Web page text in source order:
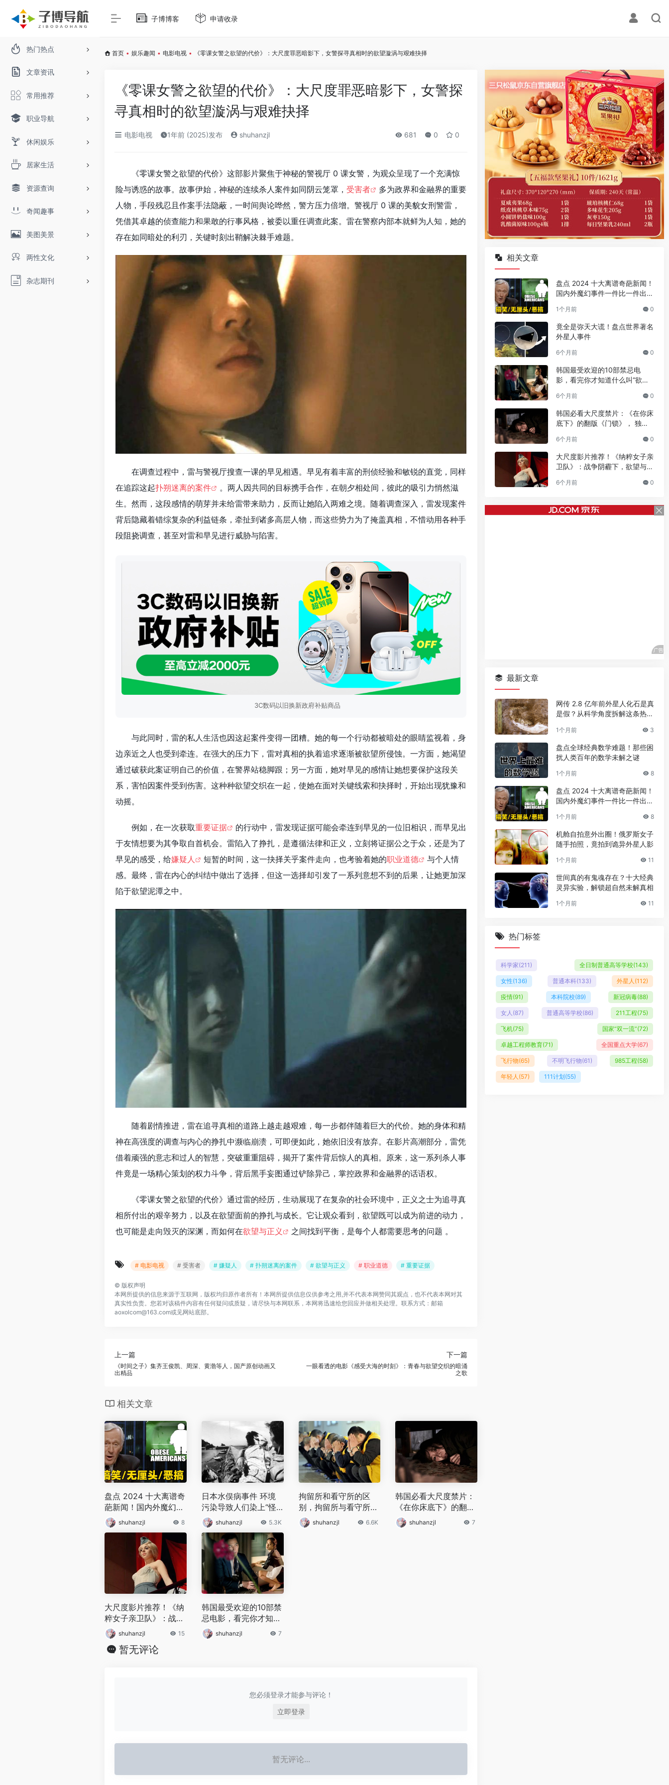
热门热点
文章资讯
常用推荐
职业导航
休闲娱乐
居家生活
资源查询
奇闻趣事
美图美景
两性文化
杂志期刊
子博博客 申请收录
首页 • 娱乐趣闻 • 电影电视 • 《零课女警之欲望的代价》：大尺度罪恶暗影下，女警探寻真相时的欲望漩涡与艰难抉择
《零课女警之欲望的代价》：大尺度罪恶暗影下，女警探
寻真相时的欲望漩涡与艰难抉择
电影电视 1年前 (2025)发布 shuhanzjl 681 0 0
《零课女警之欲望的代价》这部影片聚焦于神秘的警视厅 0 课女警，为观众呈现了一个充满惊
险与诱惑的故事。故事伊始，神秘的连续杀人案件如同阴云笼罩， 受害者
多为政界和金融界的重要
人物，手段残忍且作案手法隐蔽，一时间舆论哗然，警方压力倍增。警视厅 0 课的美貌女刑警雷，
凭借其卓越的侦查能力和果敢的行事风格，被委以重任调查此案。雷在警察内部本就鲜为人知，她的
存在如同暗处的利刃，关键时刻出鞘解决棘手难题。
在调查过程中，雷与警视厅搜查一课的早见相遇。早见有着丰富的刑侦经验和敏锐的直觉，同样
在追踪这起扑朔迷离的案件
。两人因共同的目标携手合作，在朝夕相处间，彼此的吸引力悄然滋
生。然而，这段感情的萌芽并未给雷带来助力，反而让她陷入两难之境。随着调查深入，雷发现案件
背后隐藏着错综复杂的利益链条，牵扯到诸多高层人物，而这些势力为了掩盖真相，不惜动用各种手
段阻挠调查，甚至对雷和早见进行威胁与陷害。
3C数码以旧换新政府补贴商品
与此同时，雷的私人生活也因这起案件变得一团糟。她的每一个行动都被暗处的眼睛监视着，身
边亲近之人也受到牵连。在强大的压力下，雷对真相的执着追求逐渐被欲望所侵蚀。一方面，她渴望
通过破获此案证明自己的价值，在警界站稳脚跟；另一方面，她对早见的感情让她想要保护这段关
系，害怕因案件受到伤害。这种种欲望交织在一起，使她在面对关键线索和抉择时，开始出现犹豫和
动摇。
例如，在一次获取重要证据
的行动中，雷发现证据可能会牵连到早见的一位旧相识，而早见出
于友情想要为其争取自首机会。雷陷入了挣扎，是遵循法律和正义，立刻将证据公之于众，还是为了
早见的感受，给嫌疑人 短暂的时间，这一抉择关乎案件走向，也考验着她的职业道德
与个人情
感。最终，雷在内心的纠结中做出了选择，但这一选择却引发了一系列意想不到的后果，让她更加深
陷于欲望泥潭之中。
随着剧情推进，雷在追寻真相的道路上越走越艰难，每一步都伴随着巨大的代价。她的身体和精
神在高强度的调查与内心的挣扎中濒临崩溃，可即便如此，她依旧没有放弃。在影片高潮部分，雷凭
借着顽强的意志和过人的智慧，突破重重阻碍，揭开了案件背后惊人的真相。原来，这一系列杀人事
件竟是一场精心策划的权力斗争，背后黑手妄图通过铲除异己，掌控政界和金融界的话语权。
《零课女警之欲望的代价》通过雷的经历，生动展现了在复杂的社会环境中，正义之士为追寻真
相所付出的艰辛努力，以及在欲望面前的挣扎与成长。它让观众看到，欲望既可以成为前进的动力，
也可能是走向毁灭的深渊，而如何在欲望与正义 之间找到平衡，是每个人都需要思考的问题 。
# 电影电视 # 受害者 # 嫌疑人 # 扑朔迷离的案件 # 欲望与正义 # 职业道德 # 重要证据
© 版权声明
本网所提供的信息来源于互联网，版权均归原作者所有！本网所提供信息仅供参考之用,并不代表本网赞同其观点，也不代表本网对其
真实性负责。您若对该稿件内容有任何疑问或质疑，请尽快与本网联系，本网将迅速给您回应并做相关处理。联系方式：邮箱
aoxolcom@163.com或见网站底部。
上一篇
《时间之子》集齐王俊凯、周深、黄渤等人，国产原创动画又
出精品
下一篇
一眼看透的电影《感受大海的时刻》：青春与欲望交织的暗涌
之歌
相关文章
盘点 2024 十大离谱奇
葩新闻！国内外魔幻事
件一件比一件出人意料
shuhanzjl 8
日本水俣病事件 环境
污染导致人们染上“怪
病” shuhanzjl 5.3K
拘留所和看守所的区
别，拘留所与看守所有
很多不同shuhanzjl 6.6K
韩国必看大尺度禁片：
《在你床底下》的翻版
《门锁》， 独居女性
必看
shuhanzjl 7
大尺度影片推荐！《纳
粹女子亲卫队》：战争
阴霾下，欲望与命运的
血色挽歌
shuhanzjl 15
韩国最受欢迎的10部禁
忌电影，看完你才知道
什么叫“欲望与救赎”
shuhanzjl 7
暂无评论
您必须登录才能参与评论！
立即登录
暂无评论...
相关文章
盘点 2024 十大离谱奇葩新闻！
国内外魔幻事件一件比一件出人
1个月前 0
竟全是弥天大谎！盘点世界著名
外星人事件
6个月前 0
韩国最受欢迎的10部禁忌电
影，看完你才知道什么叫“欲望
6个月前 0
韩国必看大尺度禁片：《在你床
底下》的翻版《门锁》， 独居
6个月前 0
大尺度影片推荐！《纳粹女子亲
卫队》：战争阴霾下，欲望与命
6个月前 0
最新文章
网传 2.8 亿年前外星人化石是真
是假？从科学角度拆解这条热门
1个月前 3
盘点全球经典数学难题！那些困
扰人类百年的数学未解之谜
1个月前 8
盘点 2024 十大离谱奇葩新闻！
国内外魔幻事件一件比一件出人
1个月前 8
机舱自拍意外出圈！俄罗斯女子
随手拍照，竟拍到诡异外星人影
1个月前 11
世间真的有鬼魂存在？十大经典
灵异实验，解锁超自然未解真相
1个月前 11
热门标签
科学家(211) 全日制普通高等学校(143)
女性(136) 普通本科(133) 外星人 (112)
疫情(91) 本科院校(89) 新冠病毒(88)
女人 (87) 普通高等学校(86) 211工程(75)
飞机(75) 国家“双一流”(72)
卓越工程师教育(71) 全国重点大学(67)
飞行物(65) 不明飞行物(61) 985工程(58)
年轻人 (57) 111计划(55)